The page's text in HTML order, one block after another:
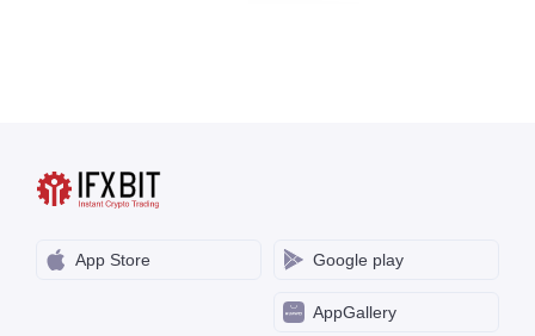
App Store Google play
AppGallery